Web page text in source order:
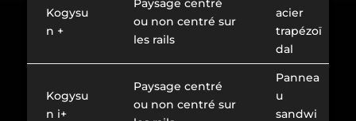
Kogysu
n +
Paysage centré
ou non centré sur
les rails
acier
trapézoï
dal
Kogysu
n i+
Paysage centré
ou non centré sur
Pannea
u
sandwi